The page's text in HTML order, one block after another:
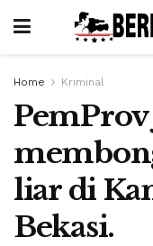
Home Kriminal
PemProv
liar di
Bekasi.